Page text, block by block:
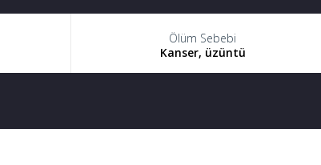
Ölüm Sebebi
Kanser, üzüntü